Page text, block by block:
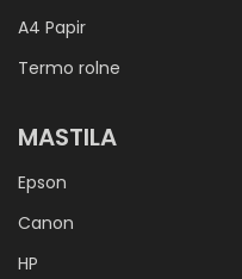
A4 Papir
Termo rolne
MASTILA
Epson
Canon
HP